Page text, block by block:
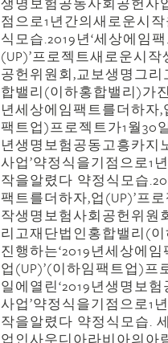
점으로1년간의새로운시
식모습.2019년‘세상에임
(UP)’프로젝트새로운시
공헌위원회,교보생명그리
합밸리(이하홍합밸리)가
년세상에임팩트를더하자,
팩트업)프로젝트가1월30
년생명보험공동고흥카지
사업’약정식을기점으로1
작을알렸다 약정식모습
팩트를더하자,업(UP)’프
작생명보험사회공헌위원
리고재단법인홍합밸리(
진행하는‘2019년세상에
업(UP)’(이하임팩트업)프
일에열린‘2019년생명보
사업’약정식을기점으로1
작을알렸다 약정식모습.
업인사우디아라비아의아